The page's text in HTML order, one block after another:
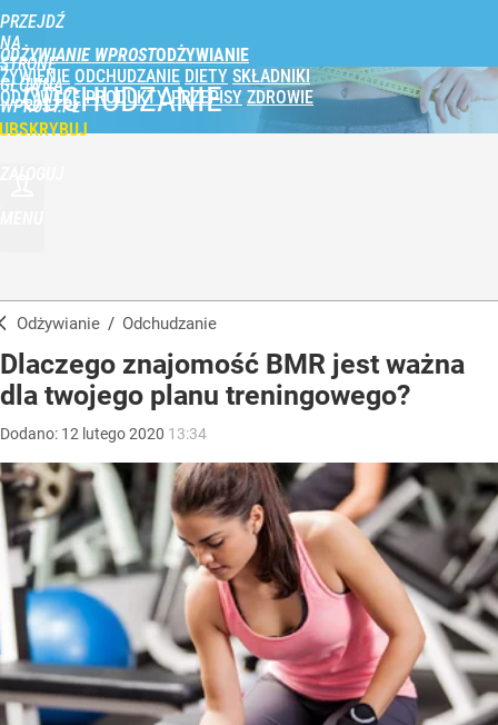
PRZEJDŹ
NA
STRONĘ
GŁÓWNĄ
WPROST.PL
ODŻYWIANIE WPROST
ŻYWIENIE ODCHUDZANIE DIETY SKŁADNIKI
ODŻYWCZE PRODUKTY PRZEPISY ZDROWIE
ODCHUDZANIE
Odżywianie / Odchudzanie
Dlaczego znajomość BMR jest ważna
dla twojego planu treningowego?
Dodano: 12 lutego2020 13:34